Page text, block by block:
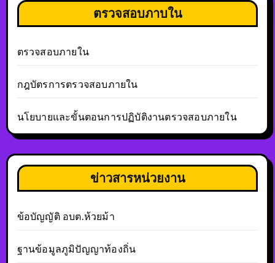
ตรวจสอบภาบใน
ตรวจสอบภายใน
กฎบัตรการตรวจสอบภายใน
นโยบายและขั้นตอนการปฏิบัติงานตรวจสอบภายใน
ข่าวสารหน่วยงาน
ข้อบัญญัติ อบต.ห้วยม้า
ฐานข้อมูลภูมิปัญญาท้องถิ่น